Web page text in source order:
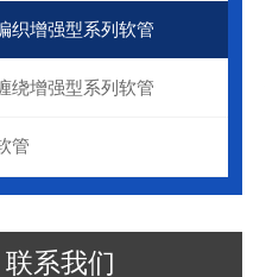
织增强型系列软管
绕增强型系列软管
管
联系我们